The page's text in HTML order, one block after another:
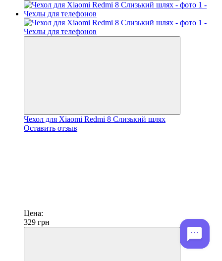
Чехол для Xiaomi Redmi 8 Слизький шлях
Оставить отзыв
Цена:
329 грн